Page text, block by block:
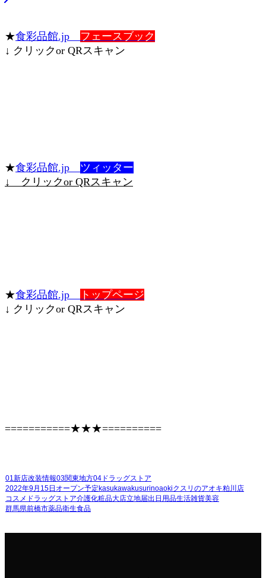
★食彩品館.jp フェースブック
↓ クリックor QRスキャン
★食彩品館.jp ツィッター
↓ クリックor QRスキャン
★食彩品館.jp
トップページ
↓ クリックor QRスキャン
===========★★★==========
01新店改装情報03関東地方04ドラッグストア
2022年9月15日オープン予定kasukawakusurinoaokiクスリのアオキ粕川店
コスメ ドラッグストア介護化粧品大店立地届出 日用品生活雑貨美容
群馬県前橋市薬品衛生食品